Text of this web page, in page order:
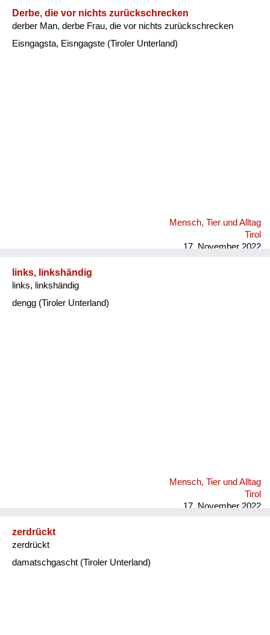
Derbe, die vor nichts zurückschrecken
derber Man, derbe Frau, die vor nichts zurückschrecken
Eisngagsta, Eisngagste (Tiroler Unterland)
Mensch, Tier und Alltag
Tirol
17. November 2022
links, linkshändig
links, linkshändig
dengg (Tiroler Unterland)
Mensch, Tier und Alltag
Tirol
17. November 2022
zerdrückt
zerdrückt
damatschgascht (Tiroler Unterland)